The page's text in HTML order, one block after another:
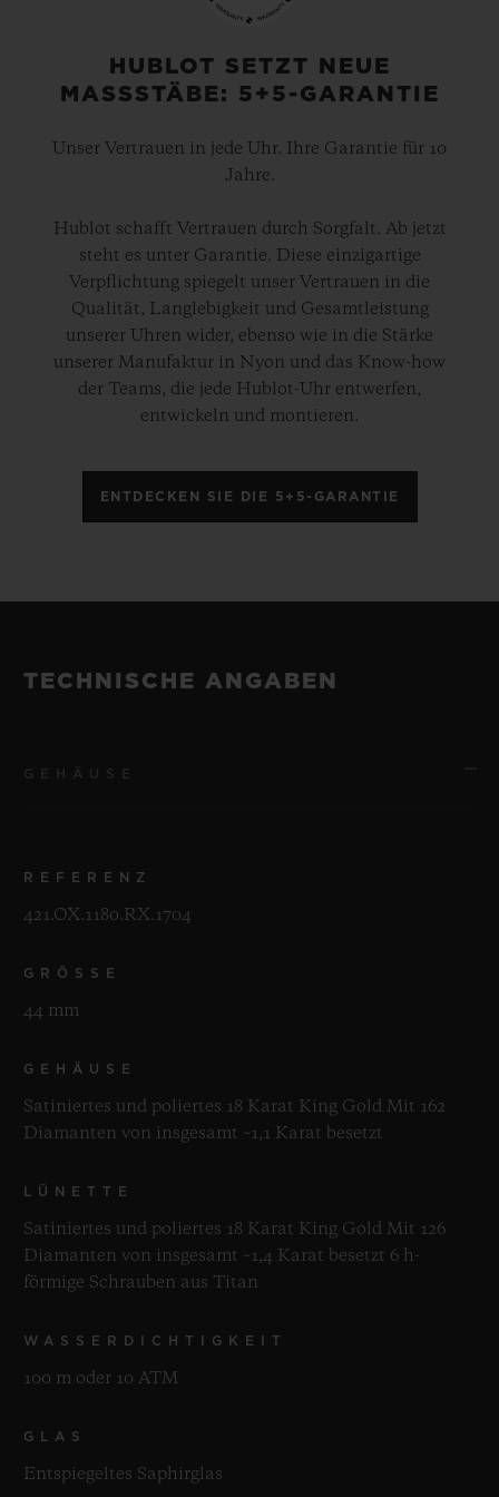
HUBLOT SETZT NEUE
MASSSTÄBE: 5+5-GARANTIE
Unser Vertrauen in jede Uhr. Ihre Garantie für 10
Jahre.
Hublot schafft Vertrauen durch Sorgfalt. Ab jetzt
steht es unter Garantie. Diese einzigartige
Verpflichtung spiegelt unser Vertrauen in die
Qualität, Langlebigkeit und Gesamtleistung
unserer Uhren wider, ebenso wie in die Stärke
unserer Manufaktur in Nyon und das Know-how
der Teams, die jede Hublot-Uhr entwerfen,
entwickeln und montieren.
ENTDECKEN SIE DIE 5+5-GARANTIE
TECHNISCHE ANGABEN
REFERENZ
421.OX.1180.RX.1704
GRÖSSE
44 mm
GEHÄUSE
Satiniertes und poliertes 18 Karat King Gold Mit 162
Diamanten von insgesamt ~1,1 Karat besetzt
LÜNETTE
Satiniertes und poliertes 18 Karat King Gold Mit 126
Diamanten von insgesamt ~1,4 Karat besetzt 6 h-
förmige Schrauben aus Titan
WASSERDICHTIGKEIT
100 m oder 10 ATM
GLAS
Entspiegeltes Saphirglas